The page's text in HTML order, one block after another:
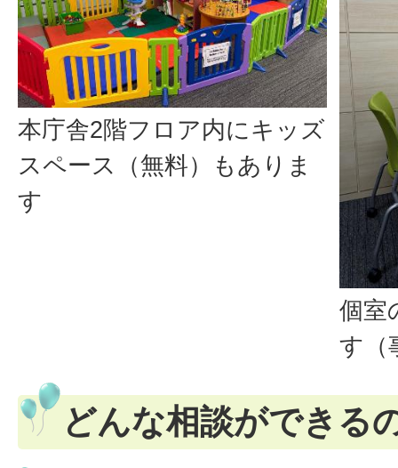
本庁舎2階フロア内にキッズ
スペース（無料）もありま
す
個室
す（
どんな相談ができる